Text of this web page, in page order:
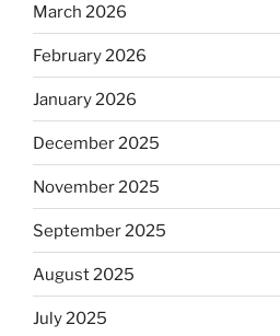
March 2026
February 2026
January 2026
December 2025
November 2025
September 2025
August 2025
July 2025